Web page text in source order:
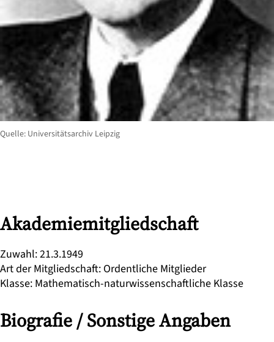
Akademiemitgliedschaft
Zuwahl:21.3.1949
Art der Mitgliedschaft: Ordentliche Mitglieder
Klasse: Mathematisch-naturwissenschaftliche Klasse
Biografie / Sonstige Angaben
Quelle: Universitätsarchiv Leipzig